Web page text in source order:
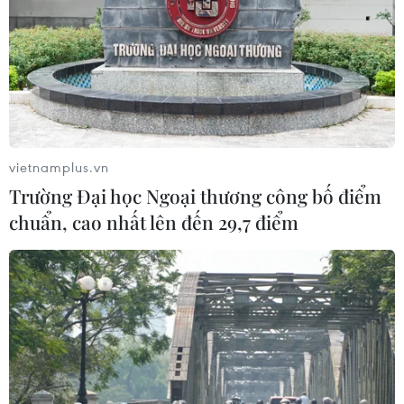
TIN LIÊN QUAN
TP Hồ Chí Minh: Kỳ vọng tín dụng phục
vietnamplus.vn
Trường Đại học Ngoại thương công bố điểm
chuẩn, cao nhất lên đến 29,7 điểm